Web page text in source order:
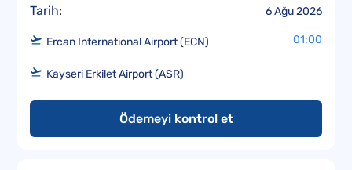
Tarih: 6 Ağu 2026
Ercan International Airport (ECN) 01:00
Kayseri Erkilet Airport (ASR)
Ödemeyi kontrol et